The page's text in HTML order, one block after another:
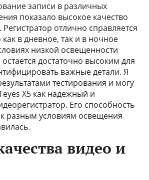
записи в различных
показало высокое качество
Регистратор отлично справляется
в дневное, так и в ночное
низкой освещенности
достаточно высоким для
важные детали. Я
тестирования и могу
X5 как надежный и
Его способность
к разным условиям освещения
видео и